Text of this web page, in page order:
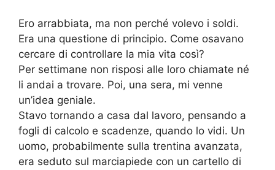
Ero arrabbiata, ma non perché volevo i soldi.
Era una questione di principio. Come osavano
cercare di controllare la mia vita così?
Per settimane non risposi alle loro chiamate né
li andai a trovare. Poi, una sera, mi venne
un’idea geniale.
Stavo tornando a casa dal lavoro, pensando a
fogli di calcolo e scadenze, quando lo vidi. Un
uomo, probabilmente sulla trentina avanzata,
era seduto sul marciapiede con un cartello di